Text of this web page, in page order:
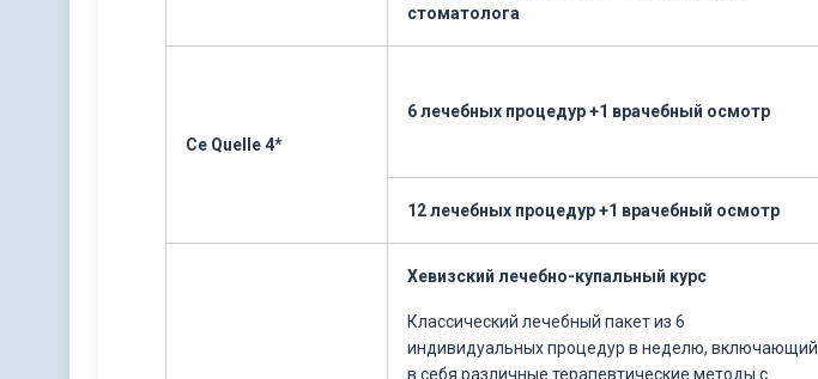
стоматолога
Ce Quelle 4*
6 лечебных процедур +1 врачебный осмотр
12 лечебных процедур +1 врачебный осмотр
Хевизский лечебно-купальный курс
Классический лечебный пакет из 6
индивидуальных процедур в неделю, включающий
в себя различные терапевтические методы с